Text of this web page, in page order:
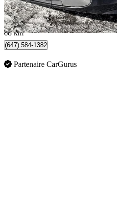
402 $/mois env.
Scarborough, ON
68 km
(647) 584-1382
Partenaire CarGurus